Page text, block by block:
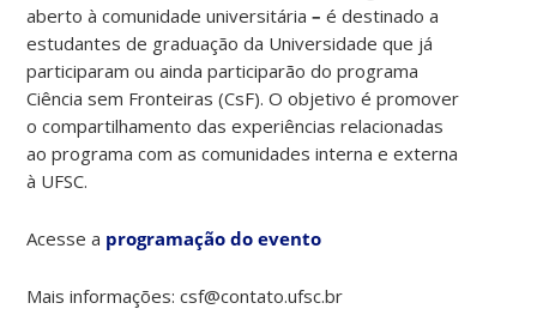
aberto à comunidade universitária– é destinado a
estudantes de graduação da Universidade que já
participaram ou ainda participarão do programa
Ciência sem Fronteiras (CsF). O objetivo é promover
o compartilhamento das experiências relacionadas
ao programa com as comunidades interna e externa
à UFSC.
Acesse a programação do evento
Mais informações: csf@contato.ufsc.br